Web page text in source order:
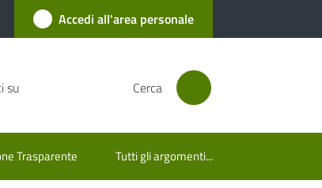
Accedi all'area personale
su Cerca
Trasparente Tutti gli argomenti...